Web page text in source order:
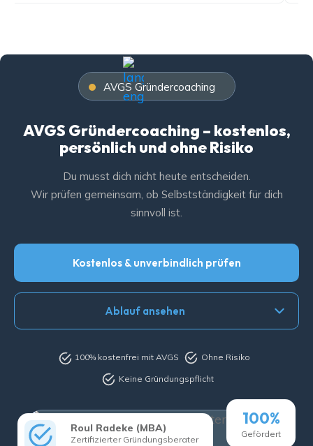
AVGS Gründercoaching
AVGS Gründercoaching – kostenlos,
persönlich und ohne Risiko
Du musst dich nicht heute entscheiden.
Wir prüfen gemeinsam, ob Selbstständigkeit für dich
sinnvoll ist.
Kostenlos & unverbindlich prüfen
Ablauf ansehen
Keine Gründungspflicht
Ohne Risiko
100% kostenfrei mit AVGS
100%
Gefördert
Roul Radeke (MBA)
Zertifizierter Gründungsberater